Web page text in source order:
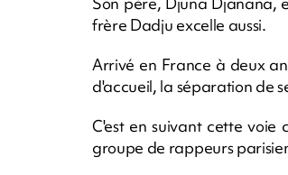
frère Dadju excelle aussi.
Arrivé en France à deux
d'accueil, la séparation de
C'est en suivant cette
groupe de rappeurs